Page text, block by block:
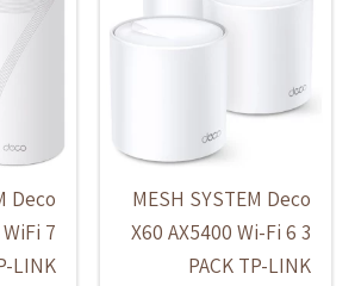
MESH SYSTEM Deco
X60 AX5400 Wi-Fi 6 3
PACK TP-LINK
Deco
7
LINK